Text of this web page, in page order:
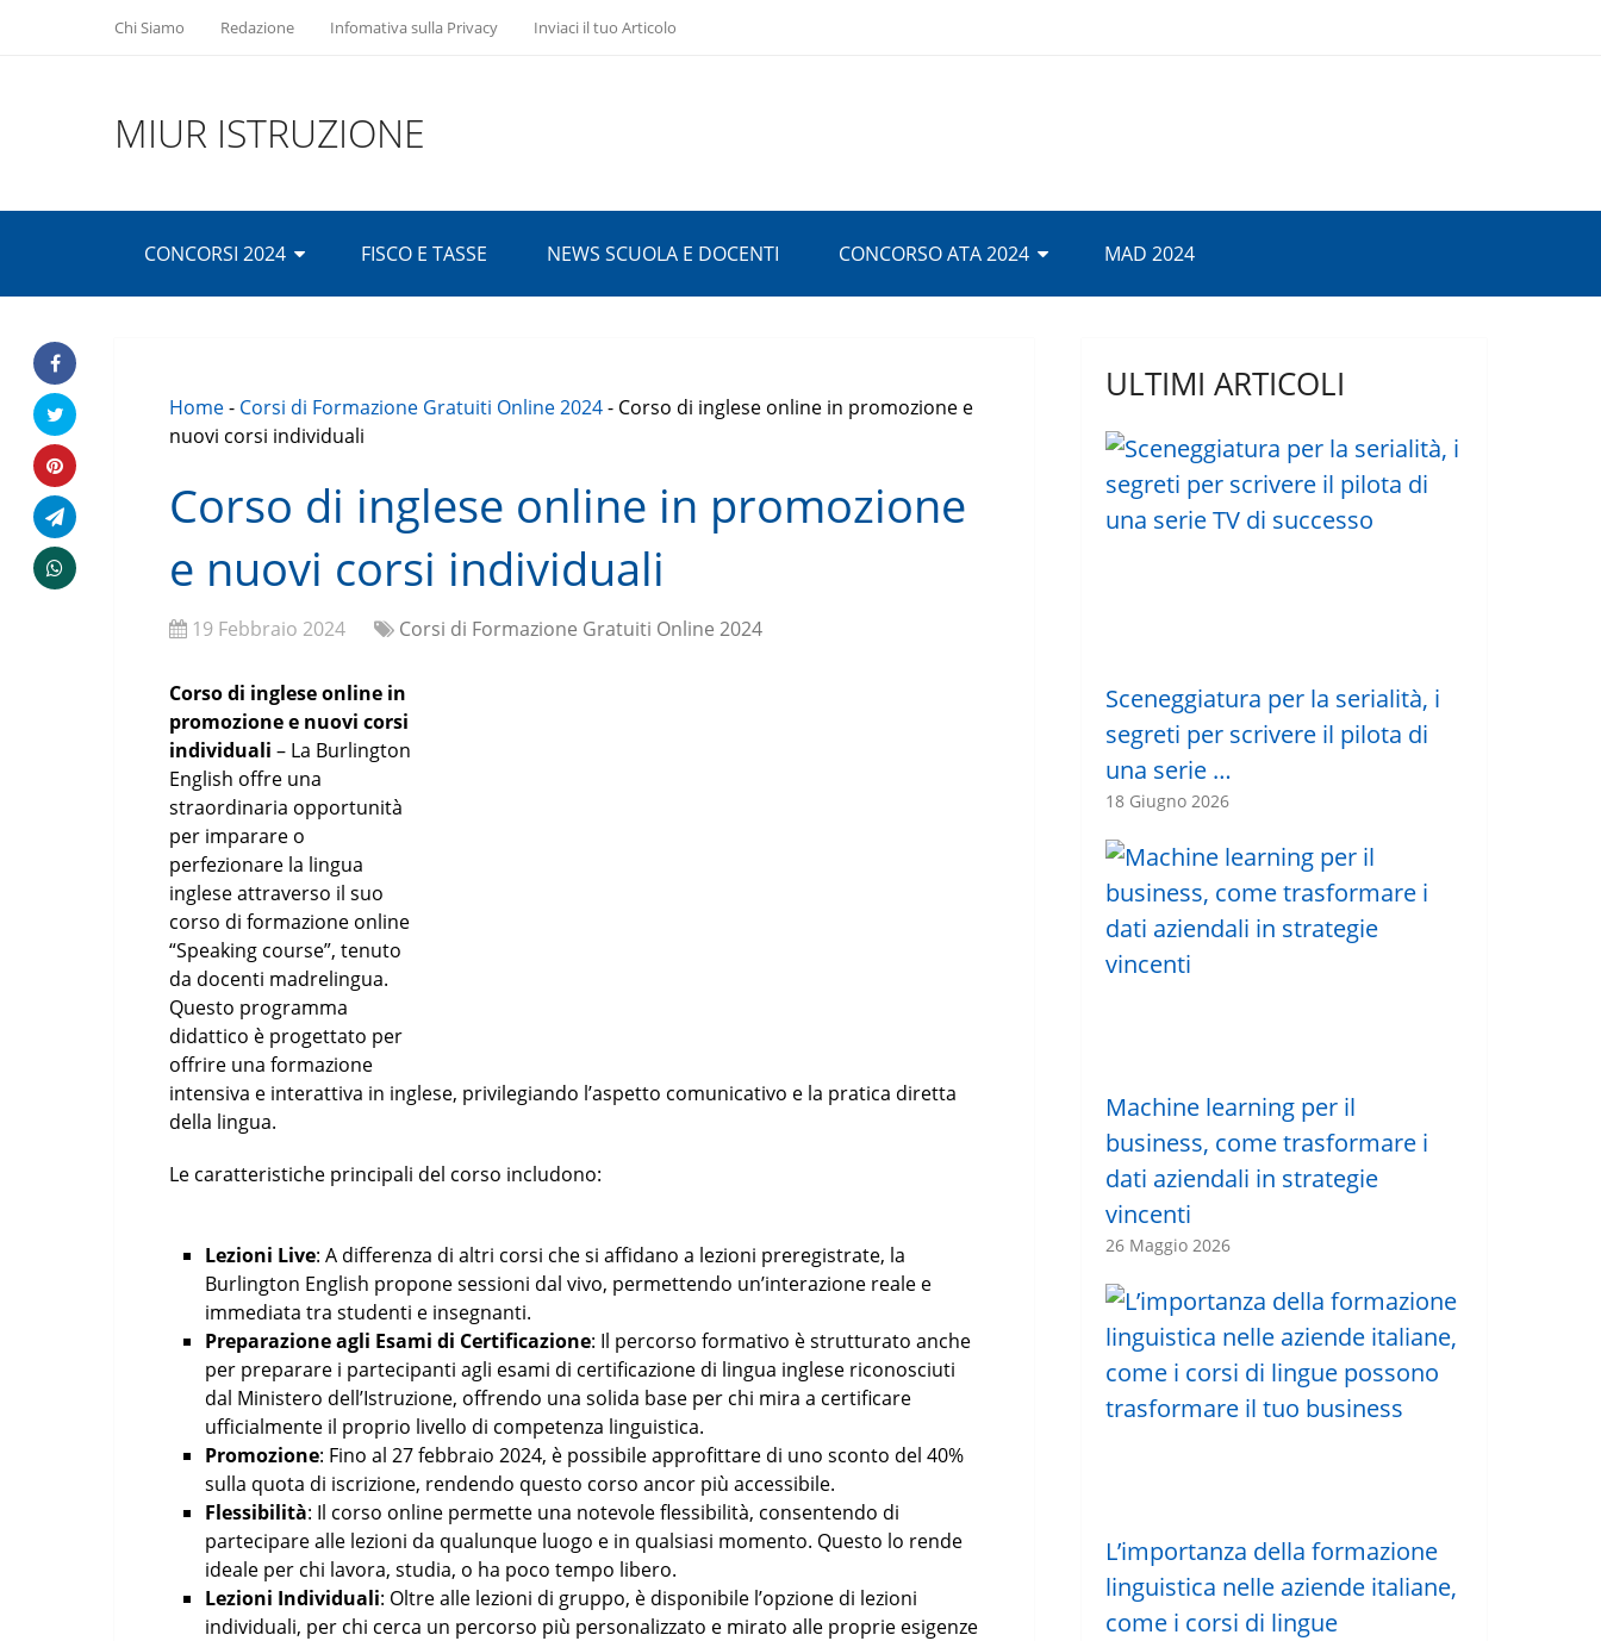
Chi Siamo Redazione Infomativa sulla Privacy Inviaci il tuo Articolo
MIUR ISTRUZIONE
CONCORSI 2024 FISCO E TASSE NEWS SCUOLA E DOCENTI CONCORSO ATA 2024 MAD 2024
Home- Corsi di Formazione Gratuiti Online 2024- Corso di inglese online in promozione e
nuovi corsi individuali
Corso di inglese online in promozione
e nuovi corsi individuali
19 Febbraio 2024 Corsi di Formazione Gratuiti Online 2024
Corso di inglese online in
promozione e nuovi corsi
individuali – La Burlington
English offre una
straordinaria opportunità
per imparare o
perfezionare la lingua
inglese attraverso il suo
corso di formazione online
“Speaking course”, tenuto
da docenti madrelingua.
Questo programma
didattico è progettato per
offrire una formazione
intensiva e interattiva in inglese, privilegiando l’aspetto comunicativo e la pratica diretta
della lingua.
Le caratteristiche principali del corso includono:
Lezioni Live: A differenza di altri corsi che si affidano a lezioni preregistrate, la
Burlington English propone sessioni dal vivo, permettendo un’interazione reale e
immediata tra studenti e insegnanti.
Preparazione agli Esami di Certificazione: Il percorso formativo è strutturato anche
per preparare i partecipanti agli esami di certificazione di lingua inglese riconosciuti
dal Ministero dell’Istruzione, offrendo una solida base per chi mira a certificare
ufficialmente il proprio livello di competenza linguistica.
Promozione: Fino al 27 febbraio 2024, è possibile approfittare di uno sconto del 40%
sulla quota di iscrizione, rendendo questo corso ancor più accessibile.
Flessibilità: Il corso online permette una notevole flessibilità, consentendo di
partecipare alle lezioni da qualunque luogo e in qualsiasi momento. Questo lo rende
ideale per chi lavora, studia, o ha poco tempo libero.
Lezioni Individuali: Oltre alle lezioni di gruppo, è disponibile l’opzione di lezioni
individuali, per chi cerca un percorso più personalizzato e mirato alle proprie esigenze
ULTIMI ARTICOLI
Sceneggiatura per la serialità, i
segreti per scrivere il pilota di
una serie …
18 Giugno 2026
Machine learning per il
business, come trasformare i
dati aziendali in strategie
vincenti
26 Maggio 2026
L’importanza della formazione
linguistica nelle aziende italiane,
come i corsi di lingue